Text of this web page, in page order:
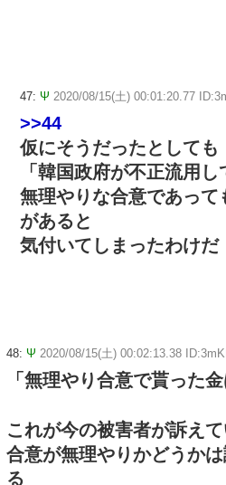
47: Ψ 2020/08/15(土) 00:01:20.77
>>44
仮にそうだったとしても
「韓国政府が不正流用
無理やりな合意であって
があると
気付いてしまったわけだ
48: Ψ 2020/08/15(土) 00:02:13.38
「無理やり合意で貰った
これが今の被害者が訴え
合意が無理やりかどうか
る